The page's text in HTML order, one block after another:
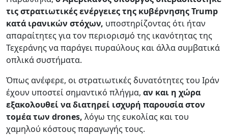
τις στρατιωτικές ενέργειες της κυβέρνησης Trump
κατά ιρανικών στόχων, υποστηρίζοντας ότι ήταν
απαραίτητες για τον περιορισμό της ικανότητας της
Τεχεράνης να παράγει πυραύλους και άλλα συμβατικά
οπλικά συστήματα.
Όπως ανέφερε, οι στρατιωτικές δυνατότητες του Ιράν
έχουν υποστεί σημαντικό πλήγμα, αν και η χώρα
εξακολουθεί να διατηρεί ισχυρή παρουσία στον
τομέα των drones, λόγω της ευκολίας και του
χαμηλού κόστους παραγωγής τους.